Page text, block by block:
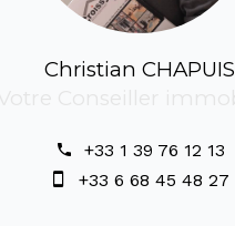
Christian CHAPUIS
+33 1 39 76 12 13
+33 6 68 45 48 27